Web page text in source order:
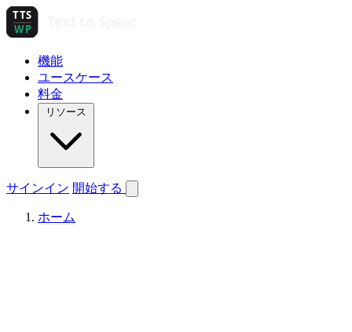
機能
ユースケース
料金
リソース
サインイン 開始する
ホーム